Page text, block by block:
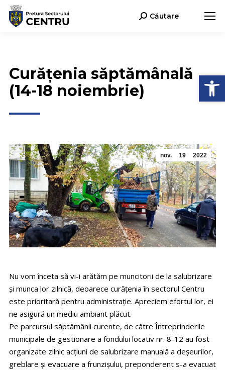
Search:Căutare
Curățenia săptămânală
(14-18 noiembrie)
nov. 19 2022
Nu vom înceta să vi-i arătăm pe muncitorii de la salubrizare
și munca lor zilnică, deoarece curățenia în sectorul Centru
este prioritară pentru administrație. Apreciem efortul lor, ei
ne asigură un mediu ambiant plăcut.
Pe parcursul săptămânii curente, de către Întreprinderile
municipale de gestionare a fondului locativ nr. 8-12 au fost
organizate zilnic acțiuni de salubrizare manuală a deșeurilor,
greblare și evacuare a frunzișului, preponderent s-a evacuat